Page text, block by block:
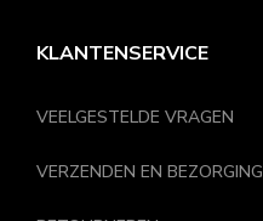
KLANTENSERVICE
VEELGESTELDE VRAGEN
VERZENDEN EN BEZORGING